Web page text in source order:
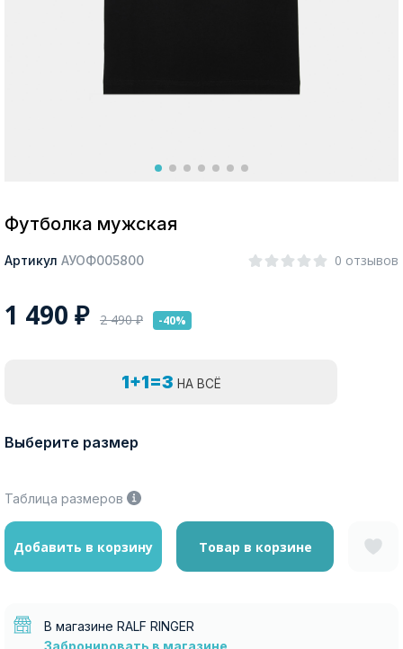
Москва
Футболка мужская
Артикул АУОФ005800 0 отзывов
1 490 ₽ 2 490₽ -40%
1+1=3 НА ВСЁ
Выберите размер
Таблица размеров
Добавить в корзину Товар в корзине
В магазине RALF RINGER